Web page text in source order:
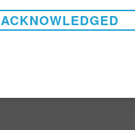
ACKNOWLEDGED